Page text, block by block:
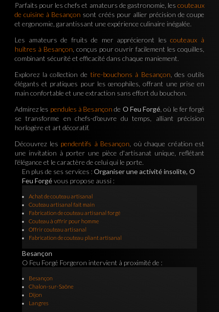
Parfaits pour les chefs et amateurs de gastronomie, les couteaux
de cuisine à Besançon sont créés pour allier précision de coupe
et ergonomie, garantissant une expérience culinaire inégalée.
Les amateurs de fruits de mer apprécieront lescouteaux à
huîtres à Besançon , conçus pour ouvrir facilement les coquilles,
combinant sécurité et efficacité dans chaque maniement.
Explorez la collection de tire-bouchons à Besançon , des outils
élégants et pratiques pour les œnophiles, offrant une prise en
main confortable et une extraction sans effort du bouchon.
Admirez les pendules à Besançon de O Feu Forgé , où le fer forgé
se transforme en chefs-d'œuvre du temps, alliant précision
horlogère et art décoratif.
Découvrez les pendentifs à Besançon , où chaque création est
une invitation à porter une pièce d'artisanat unique, reflétant
l'élégance et le caractère de celui qui le porte.
En plus de ses services :Organiser une activité insolite, O
Feu Forgévous propose aussi :
Achat de couteau artisanal
Couteau artisanal fait main
Fabrication de couteau artisanal forgé
Couteau à offrir pour homme
Offrir couteau artisanal
Fabrication de couteau pliant artisanal
Besançon
O Feu Forgé Forgeron intervient à proximité de :
Besançon
Chalon-sur-Saône
Dijon
Langres